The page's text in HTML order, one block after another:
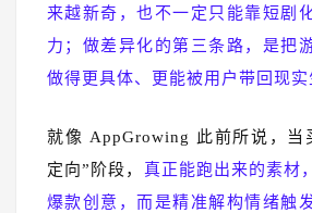
来越新奇，也不一定只能靠短剧
力；做差异化的第三条路，是把
做得更具体、更能被用户带回现实
就像 AppGrowing 此前所说，当
定向”阶段， 真正能跑出来的素材
爆款创意，而是精准解构情绪触